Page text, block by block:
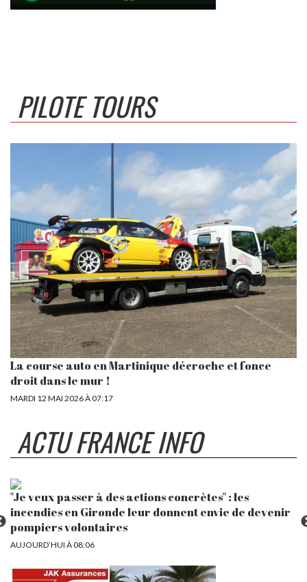
PILOTE TOURS
La course auto en Martinique décroche et fonce
droit dans le mur !
MARDI 12 MAI 2026 À 07:17
ACTU FRANCE INFO
Kasia Niewiadoma Phinney, le jour de gloire d’une
championne pleine de panache trop souvent sous-
estimée
AUJOURD’HUI À 19:10